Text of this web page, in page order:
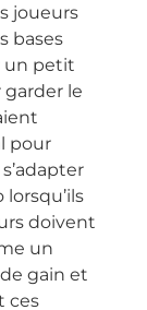
joueurs
bases
un petit
le
pour
doivent
un
gain et
ces